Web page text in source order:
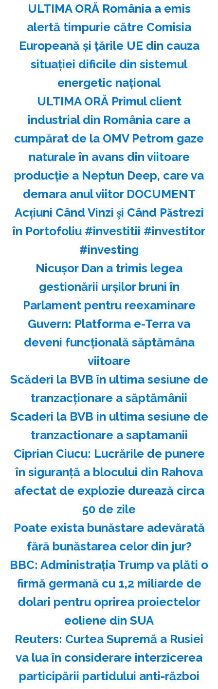
ULTIMA ORĂ România a emis
alertă timpurie către Comisia
Europeană și țările UE din cauza
situației dificile din sistemul
energetic național
ULTIMA ORĂ Primul client
industrial din România care a
cumpărat de la OMV Petrom gaze
naturale în avans din viitoare
producție a Neptun Deep, care va
demara anul viitor DOCUMENT
Acțiuni Când Vinzi și Când Păstrezi
în Portofoliu #investitii #investitor
#investing
Nicuşor Dan a trimis legea
gestionării urşilor bruni în
Parlament pentru reexaminare
Guvern: Platforma e-Terra va
deveni funcţională săptămâna
viitoare
Scăderi la BVB în ultima sesiune de
tranzacţionare a săptămânii
Scaderi la BVB in ultima sesiune de
tranzactionare a saptamanii
Ciprian Ciucu: Lucrările de punere
în siguranţă a blocului din Rahova
afectat de explozie durează circa
50 de zile
Poate exista bunăstare adevărată
fără bunăstarea celor din jur?
BBC: Administraţia Trump va plăti o
firmă germană cu 1,2 miliarde de
dolari pentru oprirea proiectelor
eoliene din SUA
Reuters: Curtea Supremă a Rusiei
va lua în considerare interzicerea
participării partidului anti-război